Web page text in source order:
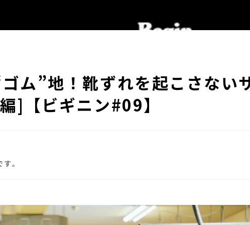
ム”地！靴ずれを起こさない
]【ビギニン#09】
。